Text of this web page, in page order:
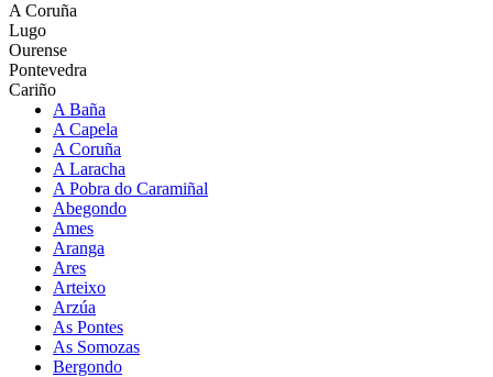
A Coruña
Lugo
Ourense
Pontevedra
Cariño
A Baña
A Capela
A Coruña
A Laracha
A Pobra do Caramiñal
Abegondo
Ames
Aranga
Ares
Arteixo
Arzúa
As Pontes
As Somozas
Bergondo